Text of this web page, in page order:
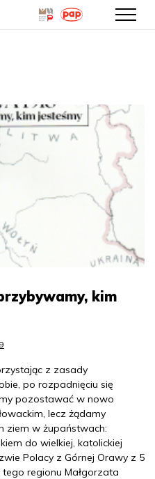
kim
z zasady
po rozpadnięciu się
pozostawać w nowo
lecz żądamy
ziem w żupaństwach:
do wielkiej, katolickiej
Polacy z Górnej Orawy z 5
regionu Małgorzata